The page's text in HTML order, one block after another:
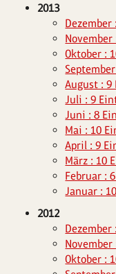
2013
Oktober :
August : 9
Juli : 9
Juni : 8
Mai : 10
April : 9
März : 10
Februar :
Januar :
2012
Oktober :